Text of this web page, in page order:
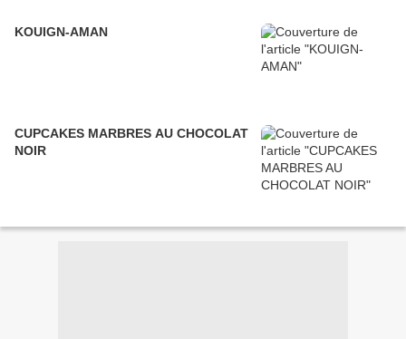
KOUIGN-AMAN
CUPCAKES MARBRES AU CHOCOLAT
NOIR